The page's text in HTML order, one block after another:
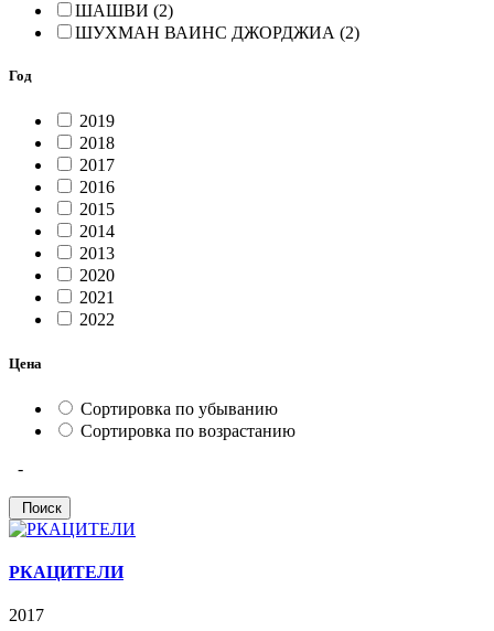
ШАШВИ (2)
ШУХМАН ВАИНС ДЖОРДЖИА (2)
Год
2019
2018
2017
2016
2015
2014
2013
2020
2021
2022
Цена
Сортировка по убыванию
Сортировка по возрастанию
-
РКАЦИТЕЛИ
2017